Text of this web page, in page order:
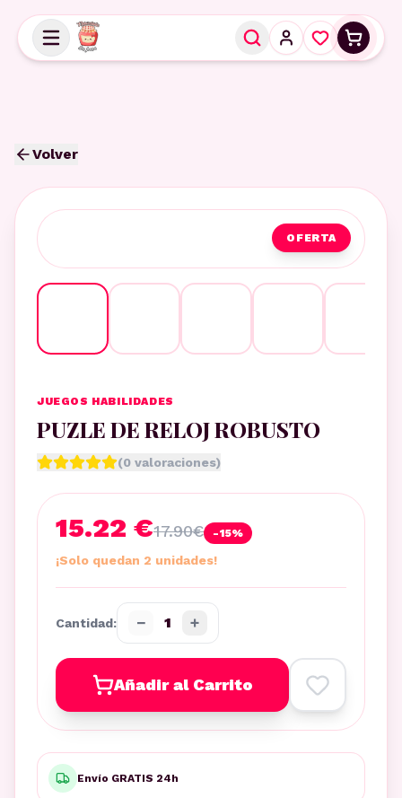
Volver
OFERTA
JUEGOS HABILIDADES
PUZLE DE RELOJ ROBUSTO
(0 valoraciones)
15.22 €17.90€ -15%
¡Solo quedan 2 unidades!
Cantidad: − 1 +
Añadir al Carrito
Envío GRATIS 24h